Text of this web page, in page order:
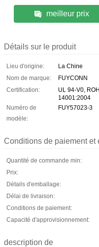
meilleur prix
Détails sur le produit
Lieu d'origine:
La Chine
Nom de marque:
FUYCONN
Certification:
UL 94-V0,
14001:2004
Numéro de
modèle:
FUY57023-3
Conditions de paiement et
Quantité de commande min:
Prix:
Détails d'emballage:
Délai de livraison:
Conditions de paiement:
Capacité d'approvisionnement:
description de